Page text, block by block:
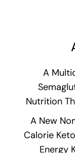
A
Nutrition
A New
Calorie
Energy